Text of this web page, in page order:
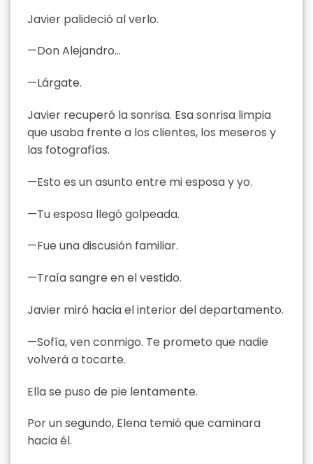
Javier palideció al verlo.
—Don Alejandro…
—Lárgate.
Javier recuperó la sonrisa. Esa sonrisa limpia
que usaba frente a los clientes, los meseros y
las fotografías.
—Esto es un asunto entre mi esposa y yo.
—Tu esposa llegó golpeada.
—Fue una discusión familiar.
—Traía sangre en el vestido.
Javier miró hacia el interior del departamento.
—Sofía, ven conmigo. Te prometo que nadie
volverá a tocarte.
Ella se puso de pie lentamente.
Por un segundo, Elena temió que caminara
hacia él.